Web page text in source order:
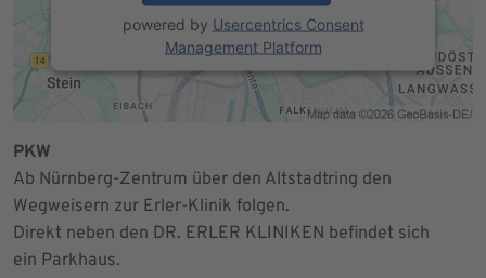
powered by Usercentrics Consent
Management Platform
PKW
Ab Nürnberg-Zentrum über den Altstadtring den
Wegweisern zur Erler-Klinik folgen.
Direkt neben den DR. ERLER KLINIKEN befindet sich
ein Parkhaus.